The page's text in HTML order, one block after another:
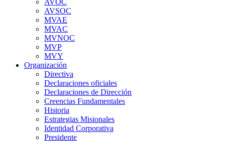
AVOC
AVSOC
MVAE
MVAC
MVNOC
MVP
MVY
Organización
Directiva
Declaraciones oficiales
Declaraciones de Dirección
Creencias Fundamentales
Historia
Estrategias Misionales
Identidad Corporativa
Presidente